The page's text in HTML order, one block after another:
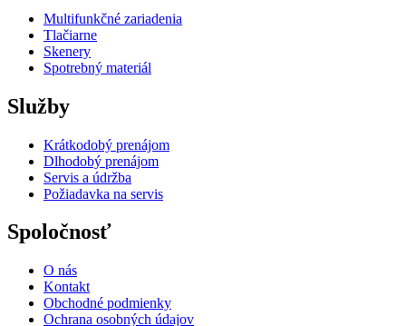
Multifunkčné zariadenia
Tlačiarne
Skenery
Spotrebný materiál
Služby
Krátkodobý prenájom
Dlhodobý prenájom
Servis a údržba
Požiadavka na servis
Spoločnosť
O nás
Kontakt
Obchodné podmienky
Ochrana osobných údajov